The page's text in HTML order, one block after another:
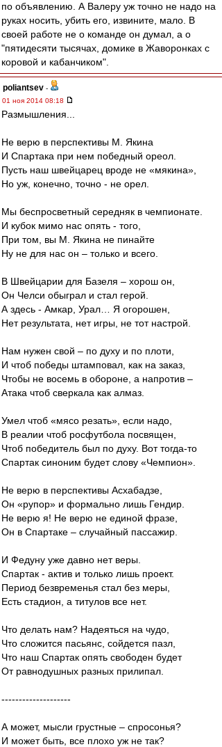
по объявлению. А Валеру уж точно не надо на
руках носить, убить его, извините, мало. В
своей работе не о команде он думал, а о
"пятидесяти тысячах, домике в Жаворонках с
коровой и кабанчиком".
poliantsev -
01 ноя 2014 08:18
Размышления...
Не верю в перспективы М. Якина
И Спартака при нем победный ореол.
Пусть наш швейцарец вроде не «мякина»,
Но уж, конечно, точно - не орел.
Мы беспросветный середняк в чемпионате.
И кубок мимо нас опять - того,
При том, вы М. Якина не пинайте
Ну не для нас он – только и всего.
В Швейцарии для Базеля – хорош он,
Он Челси обыграл и стал герой.
А здесь - Амкар, Урал… Я огорошен,
Нет результата, нет игры, не тот настрой.
Нам нужен свой – по духу и по плоти,
И чтоб победы штамповал, как на заказ,
Чтобы не восемь в обороне, а напротив –
Атака чтоб сверкала как алмаз.
Умел чтоб «мясо резать», если надо,
В реалии чтоб росфутбола посвящен,
Чтоб победитель был по духу. Вот тогда-то
Спартак синоним будет слову «Чемпион».
Не верю в перспективы Асхабадзе,
Он «рупор» и формально лишь Гендир.
Не верю я! Не верю не единой фразе,
Он в Спартаке – случайный пассажир.
И Федуну уже давно нет веры.
Спартак - актив и только лишь проект.
Период безвременья стал без меры,
Есть стадион, а титулов все нет.
Что делать нам? Надеяться на чудо,
Что сложится пасьянс, сойдется пазл,
Что наш Спартак опять свободен будет
От равнодушных разных прилипал.
--------------------
А может, мысли грустные – спросонья?
И может быть, все плохо уж не так?